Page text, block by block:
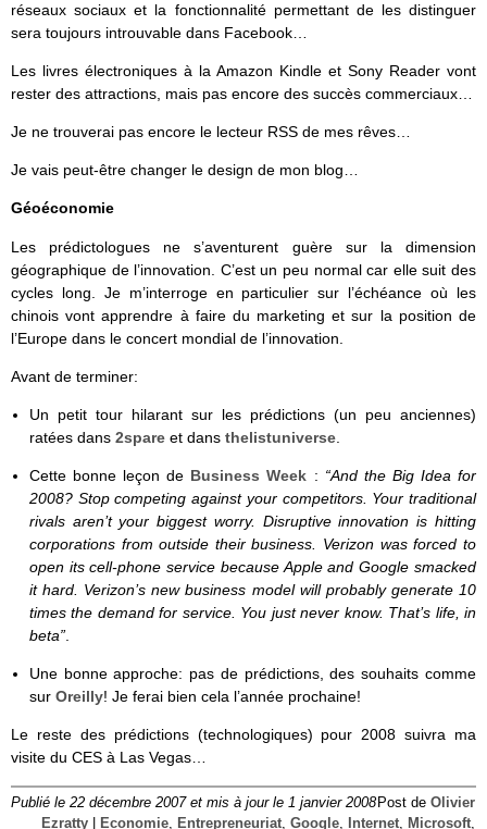
réseaux sociaux et la fonctionnalité permettant de les distinguer
sera toujours introuvable dans Facebook…
Les livres électroniques à la Amazon Kindle et Sony Reader vont
rester des attractions, mais pas encore des succès commerciaux…
Je ne trouverai pas encore le lecteur RSS de mes rêves…
Je vais peut-être changer le design de mon blog…
Géoéconomie
Les prédictologues ne s’aventurent guère sur la dimension
géographique de l’innovation. C’est un peu normal car elle suit des
cycles long. Je m’interroge en particulier sur l’échéance où les
chinois vont apprendre à faire du marketing et sur la position de
l’Europe dans le concert mondial de l’innovation.
Avant de terminer:
Un petit tour hilarant sur les prédictions (un peu anciennes)
ratées dans 2spareet dans thelistuniverse.
Cette bonne leçon de Business Week : “And the Big Idea for
2008? Stop competing against your competitors. Your traditional
rivals aren’t your biggest worry. Disruptive innovation is hitting
corporations from outside their business. Verizon was forced to
open its cell-phone service because Apple and Google smacked
it hard. Verizon’s new business model will probably generate 10
times the demand for service. You just never know. That’s life, in
beta”.
Une bonne approche: pas de prédictions, des souhaits comme
sur Oreilly! Je ferai bien cela l’année prochaine!
Le reste des prédictions (technologiques) pour 2008 suivra ma
visite du CES à Las Vegas…
Publié le 22 décembre 2007 et mis à jour le 1 janvier 2008 Post de Olivier
Ezratty
Economie, Entrepreneuriat, Google, Internet, Microsoft,